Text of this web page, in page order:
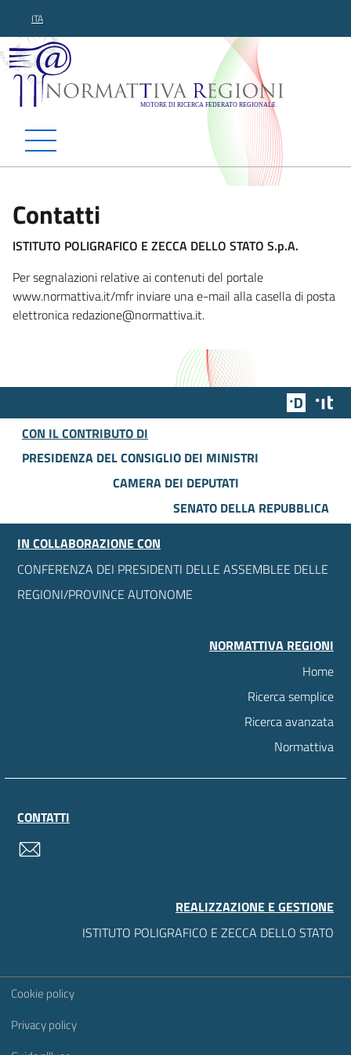
ITA
Normattiva Regioni -
Contatti
ISTITUTO POLIGRAFICO E ZECCA DELLO STATO S.p.A.
Per segnalazioni relative ai contenuti del portale
www.normattiva.it/mfr inviare una e-mail alla casella di posta
elettronica redazione@normattiva.it.
Team
CON IL CONTRIBUTO DI
PRESIDENZA DEL CONSIGLIO DEI MINISTRI
CAMERA DEI DEPUTATI
SENATO DELLA REPUBBLICA
IN COLLABORAZIONE CON
CONFERENZA DEI PRESIDENTI DELLE ASSEMBLEE DELLE
REGIONI/PROVINCE AUTONOME
NORMATTIVA REGIONI
Home
Ricerca semplice
Ricerca avanzata
Normattiva
CONTATTI
REALIZZAZIONE E GESTIONE
ISTITUTO POLIGRAFICO E ZECCA DELLO STATO
Sezione Link Utili
Cookie policy
Privacy policy